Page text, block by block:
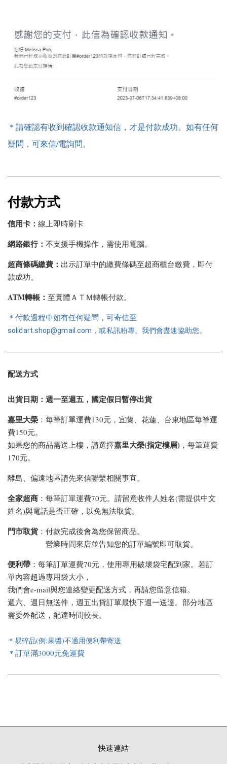
＊請確認有收到確認收款通知信，才是付款成功。如有任何
疑問，可來信/電詢問。
付款方式
信用卡： 線上即時刷卡
網路銀行： 不支援手機操作，需使用電腦。
超商條碼繳費： 出示訂單中的繳費條碼至超商櫃台繳費，即付
款成功。
ATM轉帳： 至實體ＡＴＭ轉帳付款。
＊付款過程中如有任何疑問，可寄信至
solidart.shop@gmail.com，或私訊粉專。我們會盡速協助您。
配送方式
出貨日期：週一至週五，國定假日暫停出貨
嘉里大榮 ：每筆訂單運費130元，宜蘭、花蓮、台東地區每筆運
費150元。
如果您的商品需送上樓，請選擇嘉里大榮(指定樓層) ，每筆運費
170元。
離島、偏遠地區請先來信聯繫相關事宜。
全家超商 ：每筆訂單運費70元。請留意收件人姓名(需提供中文
姓名)與電話是否正確，以免無法取貨。
門市取貨：付款完成後會為您保留商品。
營業時間來店並告知您的訂單編號即可取貨。
便利帶 ：每筆訂單運費70元，使用專用破壞袋宅配到家。若訂
單內容超過專用袋大小，
我們會e-mail與您連絡變更配送方式，再請您留意信箱。
週六、週日無送件，週五出貨訂單最快下週一送達。部分地區
需委外配送，配達時間較長。
＊易碎品(例:果醬)不適用便利帶寄送
＊訂單滿3000元免運費
快速連結